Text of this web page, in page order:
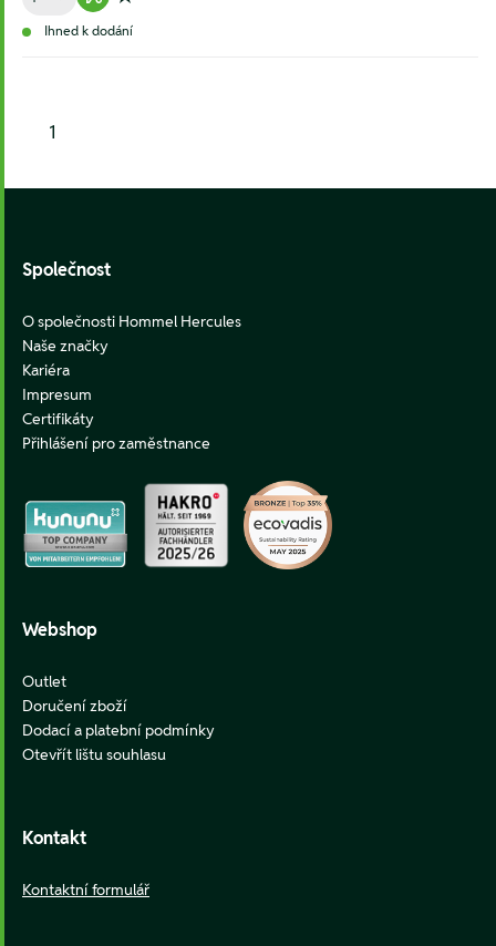
Ihned k dodání
1
Společnost
O společnosti Hommel Hercules
Naše značky
Kariéra
Impresum
Certifikáty
Přihlášení pro zaměstnance
Webshop
Outlet
Doručení zboží
Dodací a platební podmínky
Otevřít lištu souhlasu
Kontakt
Kontaktní formulář